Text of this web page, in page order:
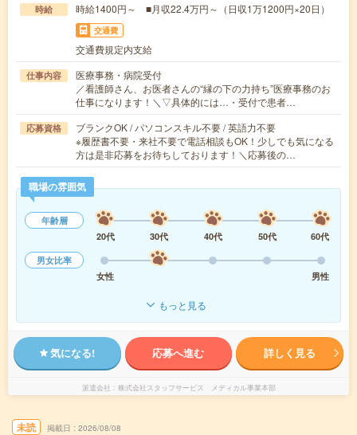
時給 時給1400円～ ■月収22.4万円～（日収1万1200円×20日）
交通費
交通費規定内支給
仕事内容
医療事務・病院受付
／看護師さん、お医者さんの“縁の下の力持ち”医療事務のお
仕事になります！＼▽具体的には…・受付で患者…
応募資格
ブランクOK / パソコンスキル不要 / 英語力不要
※履歴書不要・来社不要で電話相談もOK！少しでも気になる
方は是非応募をお待ちしております！＼応募後の…
職場の雰囲気
年齢層
20代
30代 40代 50代
60代
男女比率
女性
男性
もっと見る
気になる! 応募へ進む 詳しく見る
派遣会社 株式会社スタッフサービス メディカル事業本部
未読 掲載日 2026/08/08